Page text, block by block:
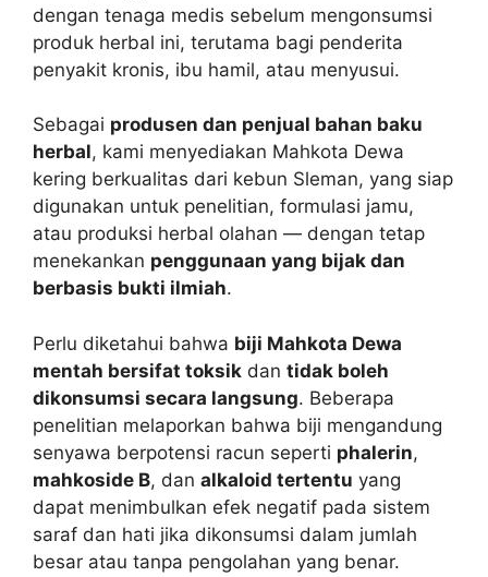
dengan tenaga medis sebelum mengonsumsi
produk herbal ini, terutama bagi penderita
penyakit kronis, ibu hamil, atau menyusui.
Sebagai produsen dan penjual bahan baku
herbal, kami menyediakan Mahkota Dewa
kering berkualitas dari kebun Sleman, yang siap
digunakan untuk penelitian, formulasi jamu,
atau produksi herbal olahan — dengan tetap
menekankan penggunaan yang bijak dan
berbasis bukti ilmiah.
Perlu diketahui bahwa biji Mahkota Dewa
mentah bersifat toksik dan tidak boleh
dikonsumsi secara langsung. Beberapa
penelitian melaporkan bahwa biji mengandung
senyawa berpotensi racun seperti phalerin,
mahkoside B, dan alkaloid tertentu yang
dapat menimbulkan efek negatif pada sistem
saraf dan hati jika dikonsumsi dalam jumlah
besar atau tanpa pengolahan yang benar.